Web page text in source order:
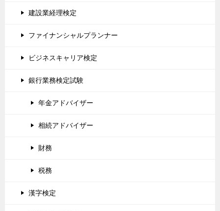
建設業経理検定
ファイナンシャルプランナー
ビジネスキャリア検定
銀行業務検定試験
年金アドバイザー
相続アドバイザー
財務
税務
漢字検定